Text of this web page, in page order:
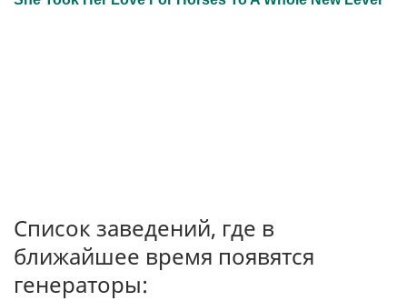
Список заведений, где в
ближайшее время появятся
генераторы: